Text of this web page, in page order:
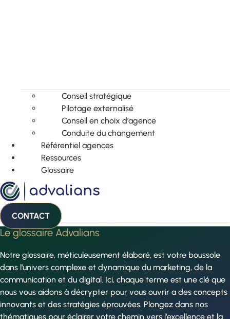
Conseil stratégique
Pilotage externalisé
Conseil en choix d’agence
Conduite du changement
Référentiel agences
Ressources
Glossaire
CONTACT
Le glossaire Advalians
Notre glossaire, méticuleusement élaboré, est votre boussole
dans l’univers complexe et dynamique du marketing, de la
communication et du digital. Ici, chaque terme est une clé que
nous vous aidons à décrypter pour vous ouvrir a des concepts
innovants et des stratégies éprouvées. Plongez dans nos
thématiques pour éclairer votre chemin vers l’excellence et la